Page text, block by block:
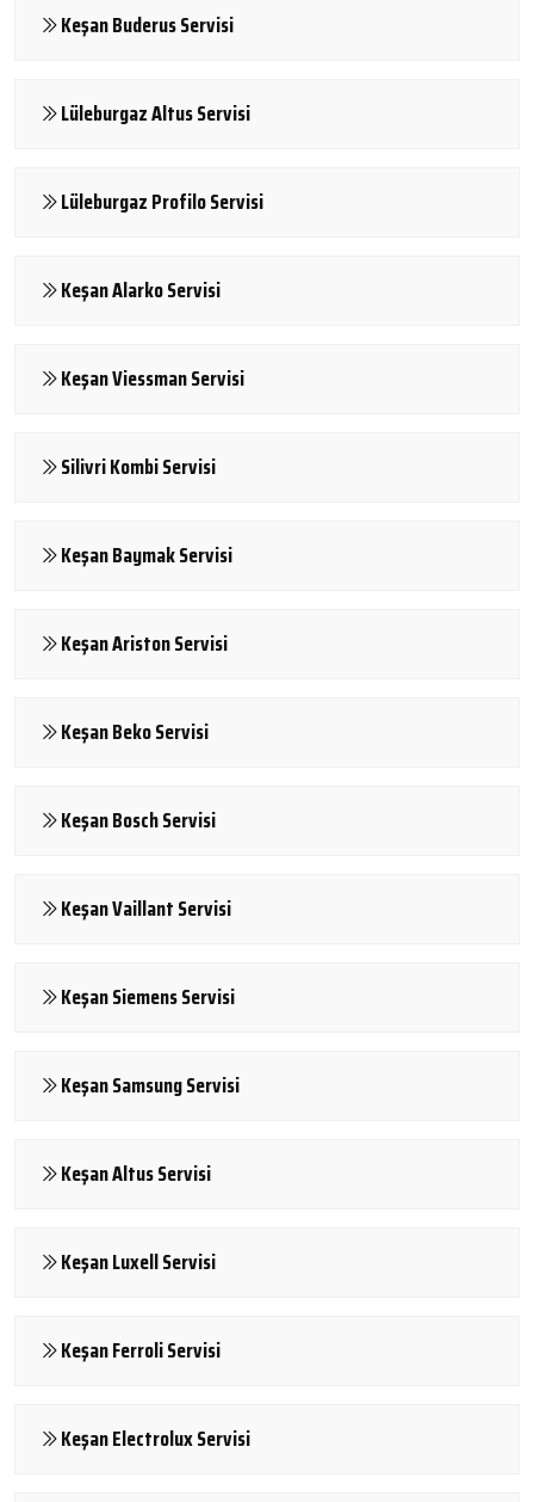
Keşan Buderus Servisi
Lüleburgaz Altus Servisi
Lüleburgaz Profilo Servisi
Keşan Alarko Servisi
Keşan Viessman Servisi
Silivri Kombi Servisi
Keşan Baymak Servisi
Keşan Ariston Servisi
Keşan Beko Servisi
Keşan Bosch Servisi
Keşan Vaillant Servisi
Keşan Siemens Servisi
Keşan Samsung Servisi
Keşan Altus Servisi
Keşan Luxell Servisi
Keşan Ferroli Servisi
Keşan Electrolux Servisi